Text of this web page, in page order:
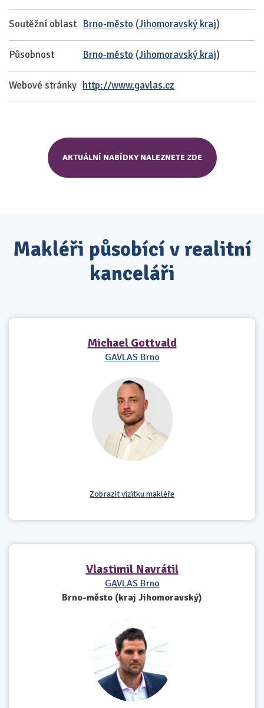
Soutěžní oblast Brno-město (Jihomoravský kraj)
Působnost Brno-město (Jihomoravský kraj)
Webové stránky http://www.gavlas.cz
AKTUÁLNÍ NABÍDKY NALEZNETE ZDE
Makléři působící v realitní
kanceláři
Michael Gottvald
GAVLAS Brno
Zobrazit vizitku makléře
Vlastimil Navrátil
GAVLAS Brno
Brno-město (kraj Jihomoravský)